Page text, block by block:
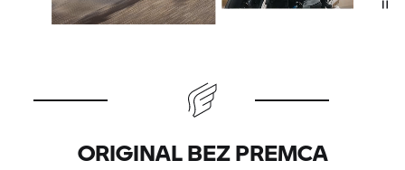
ORIGINAL BEZ PREMCA